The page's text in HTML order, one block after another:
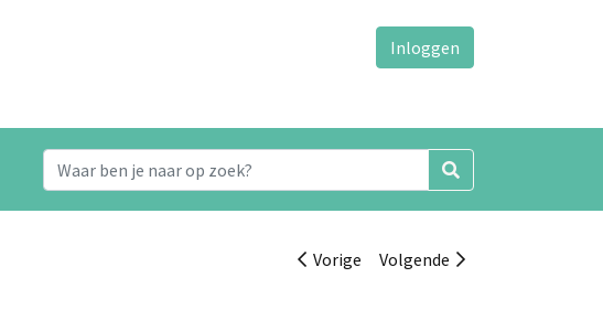
Inloggen
Vorige Volgende